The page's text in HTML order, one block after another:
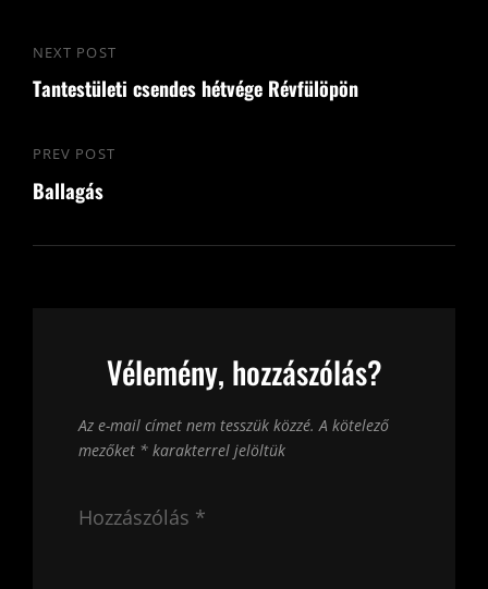
Bejegyzés
navigáció
Previous
Post
PREV POST
Ballagás
Next
Post
NEXT POST
Tantestületi csendes hétvége Révfülöpön
Vélemény, hozzászólás?
Az e-mail címet nem tesszük közzé. A kötelező
mezőket * karakterrel jelöltük
Hozzászólás *